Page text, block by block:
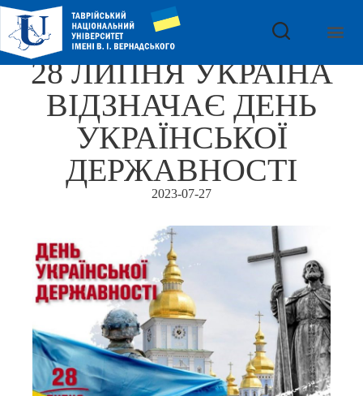
28 ЛИПНЯ УКРАЇНА
ВІДЗНАЧАЄ ДЕНЬ
УКРАЇНСЬКОЇ
ДЕРЖАВНОСТІ
2023-07-27